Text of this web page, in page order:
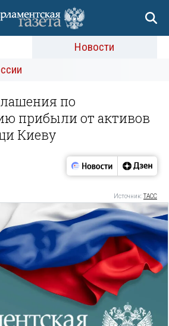
Новости
по
прибыли от активов
Киеву
Источник:ТАСС